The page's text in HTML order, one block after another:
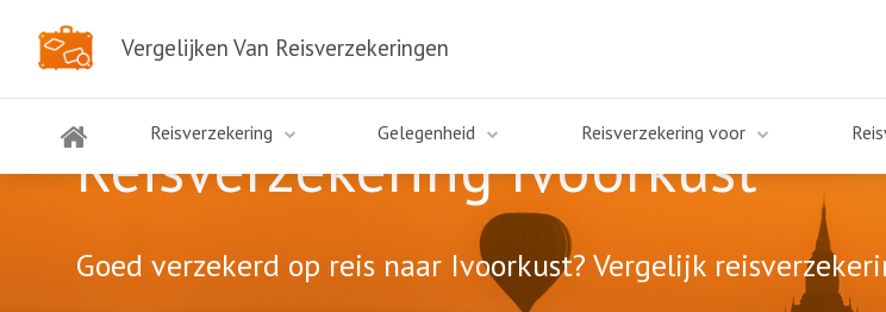
Vergelijken Van Reisverzekeringen
Reisverzekering Gelegenheid Reisverzekering voor
Reisverzekering Ivoorkust
Goed verzekerd op reis naar Ivoorkust? Vergelijk